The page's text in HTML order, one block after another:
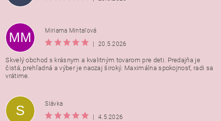
Vložením hodnotenie súhlasíte s
osobných údajov
MM
Miriama Mintaľová
|
20.5.2026
Skvelý obchod s krásnym a kvalitným tovarom pre deti. Predajňa je
čistá, prehľadná a výber je naozaj široký. Maximálna spokojnosť, radi sa
vrátime.
S
Slávka
|
4.5.2026